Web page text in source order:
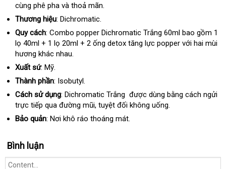
cùng phê pha Mỹ
và thoả mãn.
Thương hiệu: Dichromatic.
Quy cách: Combo popper Dichromatic Trắng 60ml sửa
chữa
bao gồm 1
lọ 40ml + 1 lọ 20ml + 2 ống detox tăng lực popper sử
với hai mùi
hương khác nhau.
Xuất sứ: Mỹ.
Thành phần: Isobutyl.
Cách sử dụng: Dichromatic Trắng Mỹ
được dùng bằng cách ngửi
trực tiếp qua đường mũionline
, Nhật
Bản
tuyệt đối không uống.
Bảo quản: Nơi khô ráo thoáng mát.
Bình luận